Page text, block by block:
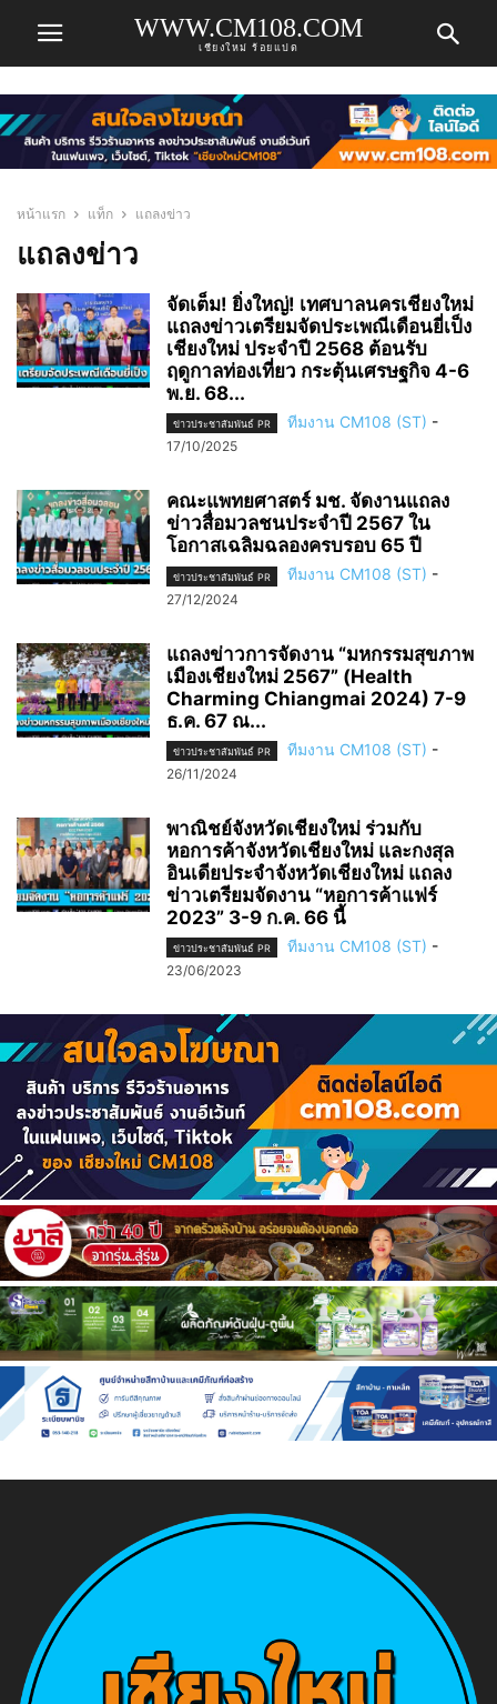
WWW.CM108.COM
เชียงใหม่ ร้อยแปด
หน้าแรก แท็ก แถลงข่าว
แถลงข่าว
จัดเต็ม! ยิ่งใหญ่! เทศบาลนครเชียงใหม่
แถลงข่าวเตรียมจัดประเพณีเดือนยี่เป็ง
เชียงใหม่ ประจำปี 2568 ต้อนรับ
ฤดูกาลท่องเที่ยว กระตุ้นเศรษฐกิจ 4-6
พ.ย. 68...
ข่าวประชาสัมพันธ์ PR ทีมงาน CM108 (ST) -
17/10/2025
คณะแพทยศาสตร์ มช. จัดงานแถลง
ข่าวสื่อมวลชนประจำปี 2567 ใน
โอกาสเฉลิมฉลองครบรอบ 65 ปี
ข่าวประชาสัมพันธ์ PR ทีมงาน CM108 (ST) -
27/12/2024
แถลงข่าวการจัดงาน “มหกรรมสุขภาพ
เมืองเชียงใหม่ 2567” (Health
Charming Chiangmai 2024) 7-9
ธ.ค. 67 ณ...
ข่าวประชาสัมพันธ์ PR ทีมงาน CM108 (ST) -
26/11/2024
พาณิชย์จังหวัดเชียงใหม่ ร่วมกับ
หอการค้าจังหวัดเชียงใหม่ และกงสุล
อินเดียประจำจังหวัดเชียงใหม่ แถลง
ข่าวเตรียมจัดงาน “หอการค้าแฟร์
2023” 3-9 ก.ค. 66 นี้
ข่าวประชาสัมพันธ์ PR ทีมงาน CM108 (ST) -
23/06/2023